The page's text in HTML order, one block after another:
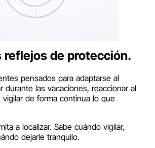
terceros.
reflejos de protección.
pensados para adaptarse al
durante las vacaciones, reaccionar al
de forma continua lo que
a localizar. Sabe cuándo vigilar,
dejarle tranquilo.